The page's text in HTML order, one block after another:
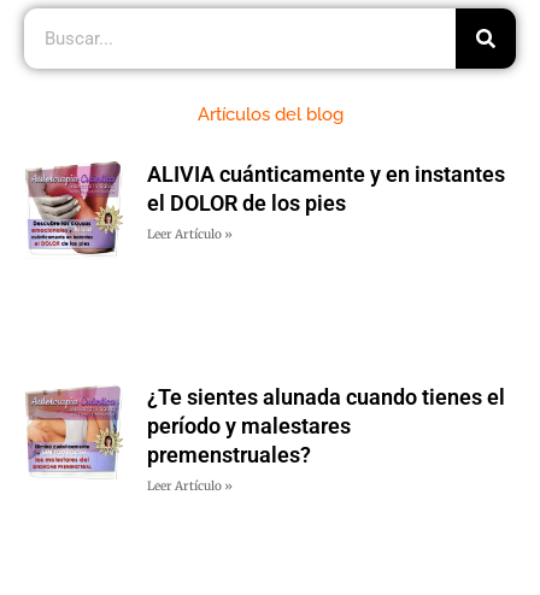
Artículos del blog
ALIVIA cuánticamente y en instantes
el DOLOR de los pies
Leer Artículo »
¿Te sientes alunada cuando tienes el
período y malestares
premenstruales?
Leer Artículo »